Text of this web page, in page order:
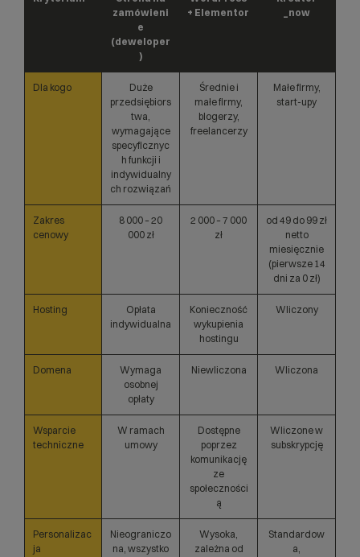
zamówieni
e
(deweloper
)
+ Elementor
_now
Dla kogo
Duże
przedsiębiors
twa,
wymagające
specyficznyc
h funkcji i
indywidualny
ch rozwiązań
Średnie i
małe firmy,
blogerzy,
freelancerzy
Małe firmy,
start-upy
Zakres
cenowy
8 000 – 20
000 zł
2 000 – 7 000
zł
od 49 do 99 zł
netto
miesięcznie
(pierwsze 14
dni za 0 zł)
Hosting
Opłata
indywidualna
Konieczność
wykupienia
hostingu
Wliczony
Domena
Wymaga
osobnej
opłaty
Niewliczona Wliczona
Wsparcie
techniczne
W ramach
umowy
Dostępne
poprzez
komunikację
ze
społeczności
ą
Wliczone w
subskrypcję
Personalizac
ja
Nieograniczo
na, wszystko
Wysoka,
zależna od
Standardow
a,